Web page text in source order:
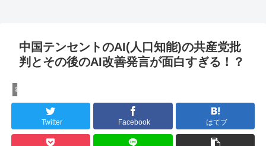
中国テンセントのAI(人口知能)の共産党批
判とその後のAI改善発言が面白すぎる！？
雑記
Twitter Facebook はてブ